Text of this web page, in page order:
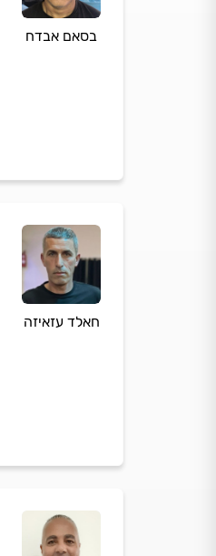
בסאם אבדח
חאלד עזאיזה